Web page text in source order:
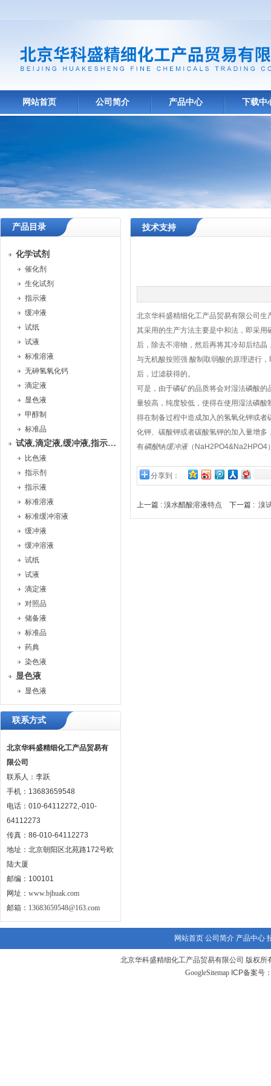
网站首页 公司简介 产品中心 下载中
产品目录
化学试剂
催化剂
生化试剂
指示液
缓冲液
试纸
试液
标准溶液
无砷氢氧化钙
滴定液
显色液
甲醇制
标准品
试液,滴定液,缓冲液,指示液,试纸
比色液
指示剂
指示液
标准溶液
标准缓冲溶液
缓冲液
缓冲溶液
试纸
试液
滴定液
对照品
储备液
标准品
药典
染色液
显色液
显色液
联系方式
北京华科盛精细化工产品贸易有
限公司
联系人：李跃
手机：13683659548
电话：010-64112272,-010-
64112273
传真：86-010-64112273
地址：北京朝阳区北苑路172号欧
陆大厦
邮编：100101
网址： www.bjhuak.com
邮箱： 13683659548@163.com
技术支持
北京华科盛精细化工产品贸易有限公司生
其采用的生产方法主要是中和法，即采
后，除去不溶物，然后再将其冷却后结
与无机酸按照强 酸制取弱酸的原理进行
后，过滤获得的。
可是，由于磷矿的品质将会对湿法磷酸
量较高，纯度较低，使得在使用湿法磷
得在制备过程中造成加入的氢氧化钾或
化钾、碳酸钾或者碳酸氢钾的加入量增
有磷酸钠缓冲液（NaH2PO4&Na2HPO4
分享到：
上一篇 : 溴水醋酸溶液特点 下一篇 : 溴
网站首页 公司简介 产品中心
北京华科盛精细化工产品贸易有限公司 版权所
GoogleSitemap ICP备案号